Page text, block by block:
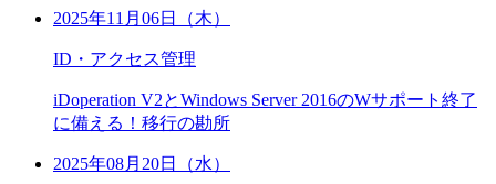
2025年11月06日（木）
ID・アクセス管理
iDoperation V2とWindows Server 2016のWサポート終了
に備える！移行の勘所
2025年08月20日（水）